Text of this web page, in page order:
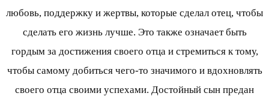
любовь, поддержку и жертвы, которые сделал отец, чтобы
сделать его жизнь лучше. Это также означает быть
гордым за достижения своего отца и стремиться к тому,
чтобы самому добиться чего-то значимого и вдохновлять
своего отца своими успехами. Достойный сын предан